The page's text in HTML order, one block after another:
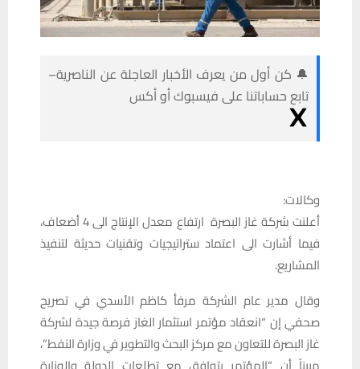
🔔 كن أول من يعرف الأخبار العاجلة عن الناصرية–
تابع حساباتنا على فيسبوك أو أكس
وكالات:
أعلنت شركة غاز البصرة ارتفاع معدل الإنتاج الى 4 أضعاف،
فيما أشارت الى اعتماد ستراتيجيات وتقنيات حديثة لتنفيذ
المشاريع.
وقال مدير عام الشركة مرفأ كاظم الأسدي في تصريح
صحفي إن “انعقاد مؤتمر استثمار الغاز فرصة جيدة لشركة
غاز البصرة للتعاون مع مركز البحث والتطوير في وزارة النفط”،